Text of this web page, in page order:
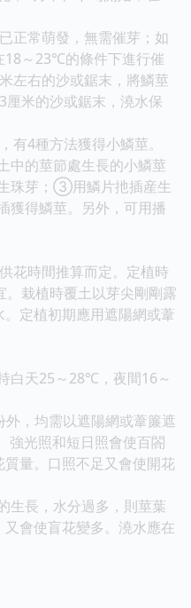
正常萌發，無需催芽；如
18～23℃的條件下進行催
左右的沙或鋸末，將鱗莖
厘米的沙或鋸末，澆水保
有4種方法獲得小鱗莖。
的莖節處生長的小鱗莖
珠芽；③用鱗片扡插産生
得鱗莖。另外，可用播
花時間推算而定。定植時
栽植時覆土以芽尖剛剛露
定植初期應用遮陽網或葦
天25～28℃，夜間16～
，均需以遮陽網或葦簾遮
強光照和短日照會使百閤
量。口照不足又會使開花
長，水分過多，則莖葉
會使盲花變多。澆水應在